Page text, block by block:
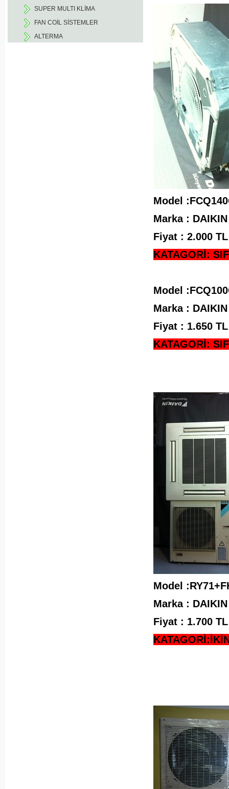
SUPER MULTI KLİMA
FAN COİL SİSTEMLER
ALTERMA
Model
Marka : DAIKIN
Fiyat : 2.000
KATAGORİ:
Model
Marka : DAIKIN
Fiyat : 1.650
KATAGORİ:
Model
Marka : DAIKIN
Fiyat : 1.700